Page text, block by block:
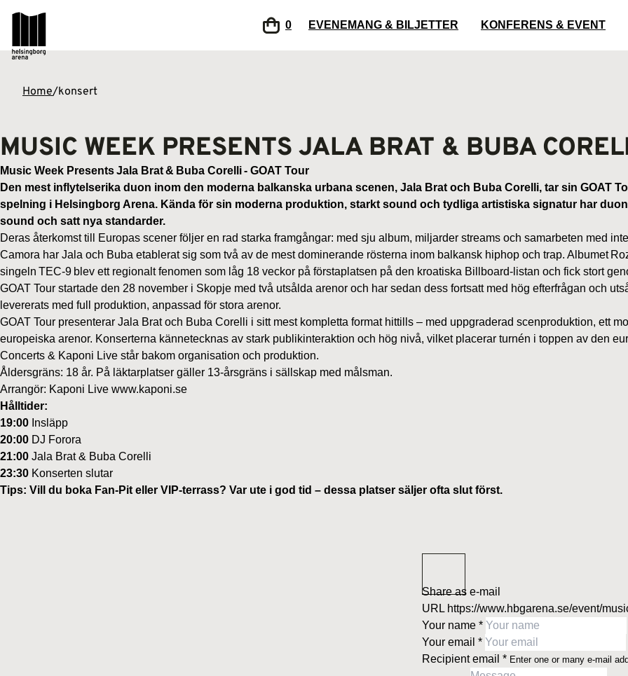
0 EVENEMANG & BILJETTER KONFERENS & EVENT
Home/konsert
MUSIC WEEK PRESENTS JALA BRAT & BUBA
Music Week Presents Jala Brat & Buba Corelli - GOAT Tour
Den mest inflytelserika duon inom den moderna balkanska urbana scenen, Jala Brat och Buba Corelli, tar sin GOAT
spelning i Helsingborg Arena. Kända för sin moderna produktion, starkt sound och tydliga artistiska signatur har
sound och satt nya standarder.
Deras återkomst till Europas scener följer en rad starka framgångar: med sju album, miljarder streams och samarbeten med
Camora har Jala och Buba etablerat sig som två av de mest dominerande rösterna inom balkansk hiphop och trap. Albumet
singeln TEC-9 blev ett regionalt fenomen som låg 18 veckor på förstaplatsen på den kroatiska Billboard-listan och fick stort
GOAT Tour startade den 28 november i Skopje med två utsålda arenor och har sedan dess fortsatt med hög efterfrågan och
levererats med full produktion, anpassad för stora arenor.
GOAT Tour presenterar Jala Brat och Buba Corelli i sitt mest kompletta format hittills – med uppgraderad scenproduktion, ett
europeiska arenor. Konserterna kännetecknas av stark publikinteraktion och hög nivå, vilket placerar turnén i toppen av den
Concerts & Kaponi Live står bakom organisation och produktion.
Åldersgräns: 18 år. På läktarplatser gäller 13-årsgräns i sällskap med målsman.
Arrangör: Kaponi Live www.kaponi.se
Hålltider:
19:00 Insläpp
20:00 DJ Forora
21:00 Jala Brat & Buba Corelli
23:30 Konserten slutar
Tips: Vill du boka Fan‑Pit eller VIP‑terrass? Var ute i god tid – dessa platser säljer ofta slut först.
Share as e-mail
URL https://www.hbgarena.se/event/
Your name *
Your email *
Recipient email * Enter one or many e-mail